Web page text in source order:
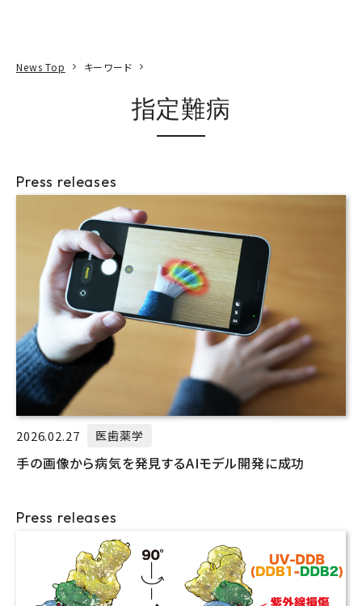
News Top キーワード
指定難病
Press releases
2026.02.27 医歯薬学
手の画像から病気を発見するAIモデル開発に成功
Press releases